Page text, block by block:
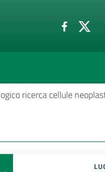
ricerca cellule